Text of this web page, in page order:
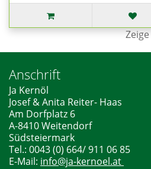
Anschrift
Ja Kernöl
Josef & Anita Reiter- Haas
Am Dorfplatz 6
A-8410 Weitendorf
Südsteiermark
Tel.: 0043 (0) 664/ 911 06 85
E-Mail: info@ja-kernoel.at